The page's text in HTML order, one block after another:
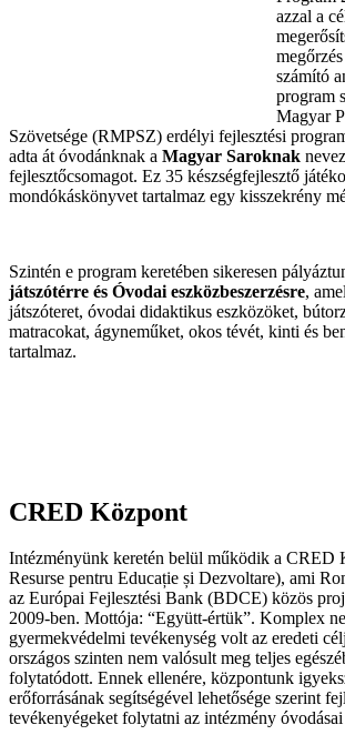
azzal a
számító
program
Magyar
Szövetsége (RMPSZ) erdélyi fejlesztési
adta át óvodánknak a Magyar Saroknak
fejlesztőcsomagot. Ez 35 készségfejlesztő
mondókáskönyvet tartalmaz egy kisszekrény
Szintén e program keretében sikeresen
játszótérre és Óvodai eszközbeszerzésre,
játszóteret, óvodai didaktikus eszközöket,
matracokat, ágyneműket, okos tévét, kinti és
tartalmaz.
CRED Központ
Intézményünk keretén belül működik a CRED
Resurse pentru Educație și Dezvoltare), ami
az Európai Fejlesztési Bank (BDCE) közös
2009-ben. Mottója: “Együtt-értük”. Komplex
gyermekvédelmi tevékenység volt az eredeti
országos szinten nem valósult meg teljes
folytatódott. Ennek ellenére, központunk
erőforrásának segítségével lehetősége szerint
tevékenyégeket folytatni az intézmény óvodásai